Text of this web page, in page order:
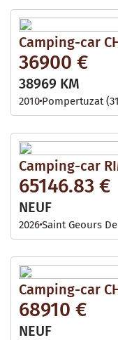
Camping-car
36900 €
38969 KM
2010 Pompertuzat
Camping-car
65146.83 €
NEUF
2026Saint Geours
Camping-car
68910 €
NEUF